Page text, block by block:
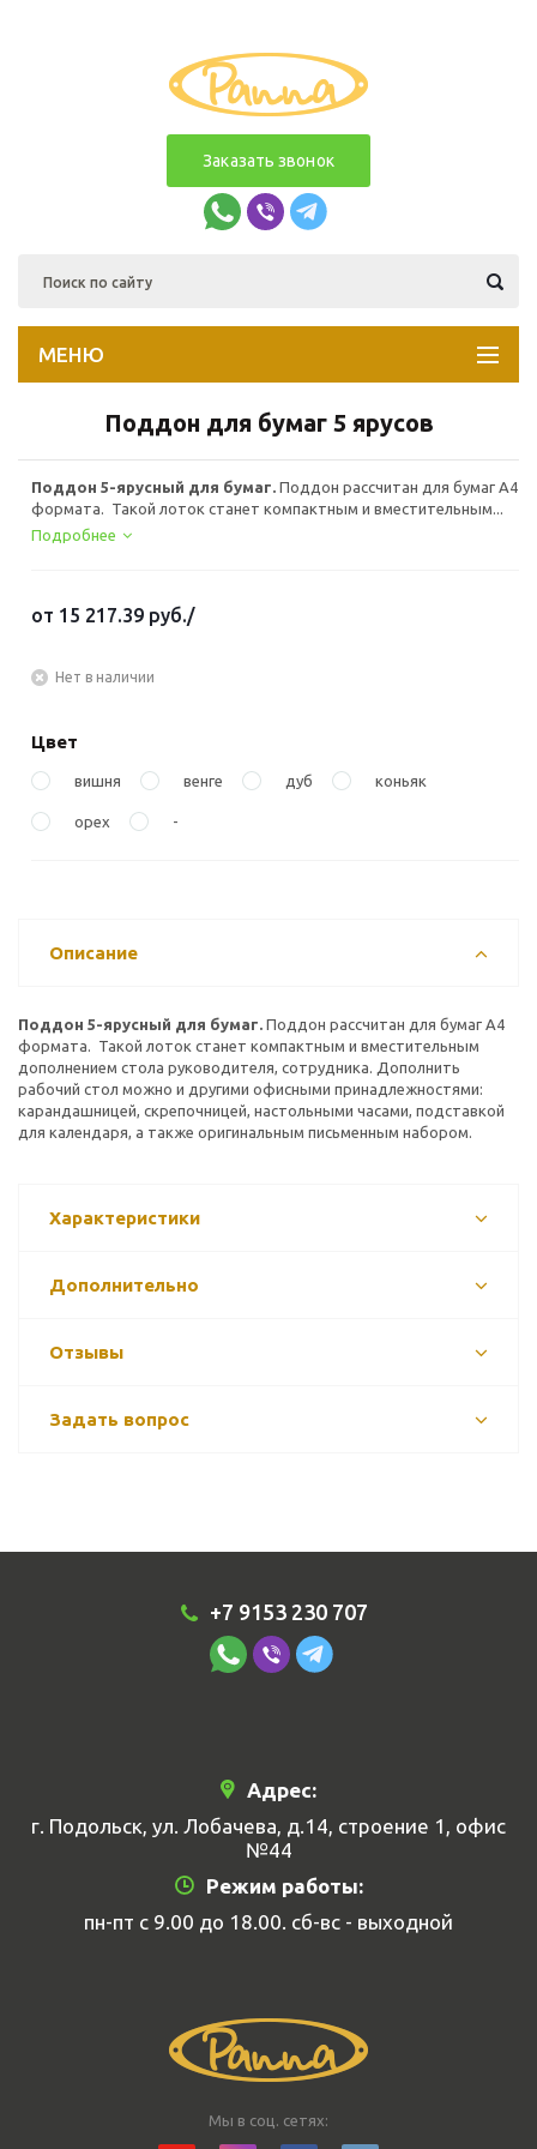
Заказать звонок
МЕНЮ
Поддон для бумаг 5 ярусов
Поддон 5-ярусный для бумаг. Поддон рассчитан для бумаг А4
формата. Такой лоток станет компактным и вместительным...
Подробнее
от 15 217.39 руб./
Нет в наличии
Цвет
вишня венге дуб коньяк
орех -
Описание
Поддон 5-ярусный для бумаг. Поддон рассчитан для бумаг А4
формата. Такой лоток станет компактным и вместительным
дополнением стола руководителя, сотрудника. Дополнить
рабочий стол можно и другими офисными принадлежностями:
карандашницей, скрепочницей, настольными часами, подставкой
для календаря, а также оригинальным письменным набором.
Характеристики
Дополнительно
Отзывы
Задать вопрос
+7 9153 230 707
Адрес:
г. Подольск, ул. Лобачева, д.14, строение 1, офис
№44
Режим работы:
пн-пт с 9.00 до 18.00. сб-вс - выходной
Мы в соц. сетях: